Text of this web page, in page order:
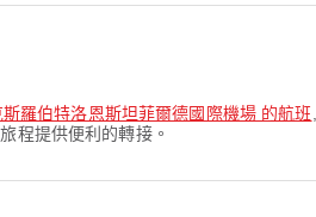
羅伯特洛恩斯坦菲爾德國際機場 的航班
程提供便利的轉接。